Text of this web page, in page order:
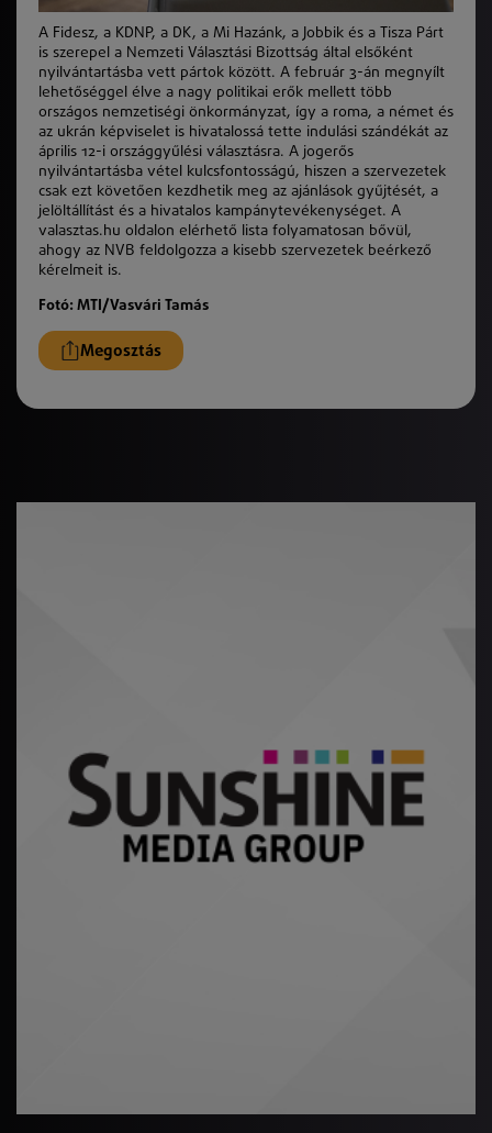
A Fidesz, a KDNP, a DK, a Mi Hazánk, a Jobbik és a Tisza Párt
is szerepel a Nemzeti Választási Bizottság által elsőként
nyilvántartásba vett pártok között. A február 3-án megnyílt
lehetőséggel élve a nagy politikai erők mellett több
országos nemzetiségi önkormányzat, így a roma, a német és
az ukrán képviselet is hivatalossá tette indulási szándékát az
április 12-i országgyűlési választásra. A jogerős
nyilvántartásba vétel kulcsfontosságú, hiszen a szervezetek
csak ezt követően kezdhetik meg az ajánlások gyűjtését, a
jelöltállítást és a hivatalos kampánytevékenységet. A
valasztas.hu oldalon elérhető lista folyamatosan bővül,
ahogy az NVB feldolgozza a kisebb szervezetek beérkező
kérelmeit is.
Fotó: MTI/Vasvári Tamás
Megosztás